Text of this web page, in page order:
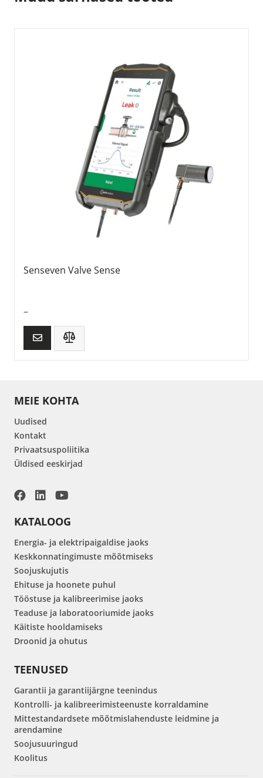
Senseven Valve Sense
–
MEIE KOHTA
Uudised
Kontakt
Privaatsuspoliitika
Üldised eeskirjad
KATALOOG
Energia- ja elektripaigaldise jaoks
Keskkonnatingimuste mõõtmiseks
Soojuskujutis
Ehituse ja hoonete puhul
Tööstuse ja kalibreerimise jaoks
Teaduse ja laboratooriumide jaoks
Käitiste hooldamiseks
Droonid ja ohutus
TEENUSED
Garantii ja garantiijärgne teenindus
Kontrolli- ja kalibreerimisteenuste korraldamine
Mittestandardsete mõõtmislahenduste leidmine ja
arendamine
Soojusuuringud
Koolitus